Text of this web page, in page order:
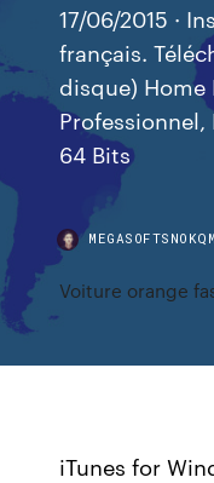
17/06/2015 ·
français.
disque)
Professionnel,
64 Bits
Voiture orange
iTunes for